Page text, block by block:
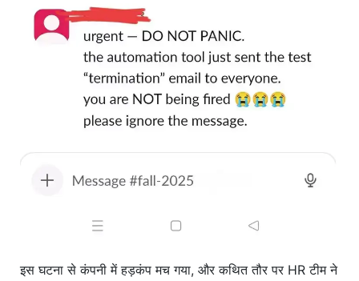
इस घटना से कंपनी में हड़कंप मच गया, और कथित तौर पर HR टीम ने